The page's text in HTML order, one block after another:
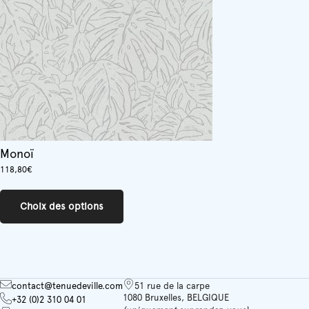
choisies
sur
la
page
du
produit
Monoï
118,80€
Choix des options
peuvent
être
contact@tenuedeville.com
+32 (0)2 310 04 01
51 rue de la carpe
1080 Bruxelles, BELGIQUE